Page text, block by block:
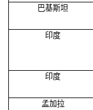
巴基斯坦
印度
印度
孟加拉